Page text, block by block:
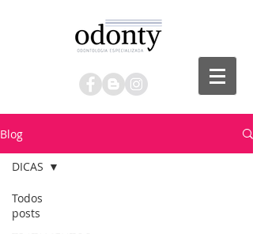
Blog
Todos
posts
DICAS